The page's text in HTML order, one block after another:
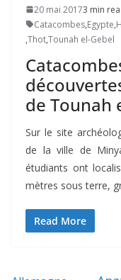
20 mai 20173 min
Catacombes,Egypte,
,Thot,Tounah el-Gebel
de Tounah
Sur le site
de la ville de
étudiants ont
mètres sous terre,
Read More